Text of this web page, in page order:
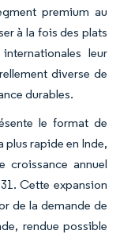
premium au
à la fois des plats
leur
diverse de
durables.
le format de
plus rapide en Inde,
croissance annuel
Cette expansion
de la demande de
rendue possible